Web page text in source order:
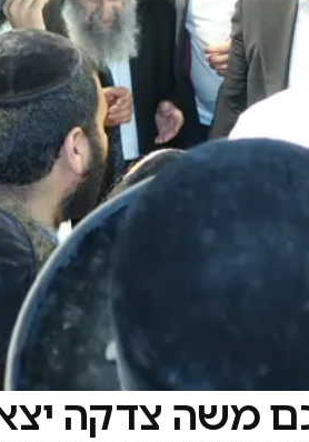
משה צדקה